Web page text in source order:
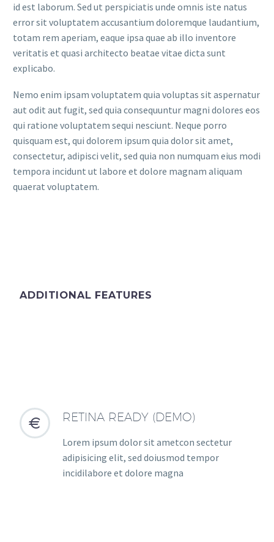
id est laborum. Sed ut perspiciatis unde omnis iste natus
error sit voluptatem accusantium doloremque laudantium,
totam rem aperiam, eaque ipsa quae ab illo inventore
veritatis et quasi architecto beatae vitae dicta sunt
explicabo.
Nemo enim ipsam voluptatem quia voluptas sit aspernatur
aut odit aut fugit, sed quia consequuntur magni dolores eos
qui ratione voluptatem sequi nesciunt. Neque porro
quisquam est, qui dolorem ipsum quia dolor sit amet,
consectetur, adipisci velit, sed quia non numquam eius modi
tempora incidunt ut labore et dolore magnam aliquam
quaerat voluptatem.
ADDITIONAL FEATURES

 RETINA READY (DEMO)
Lorem ipsum dolor sit ametcon sectetur
adipisicing elit, sed doiusmod tempor
incidilabore et dolore magna